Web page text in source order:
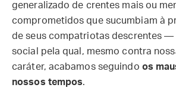
generalizado de crentes mais ou
comprometidos que sucumbiam à
de seus compatriotas descrentes —
social pela qual, mesmo contra
caráter, acabamos seguindo os
nossos tempos.